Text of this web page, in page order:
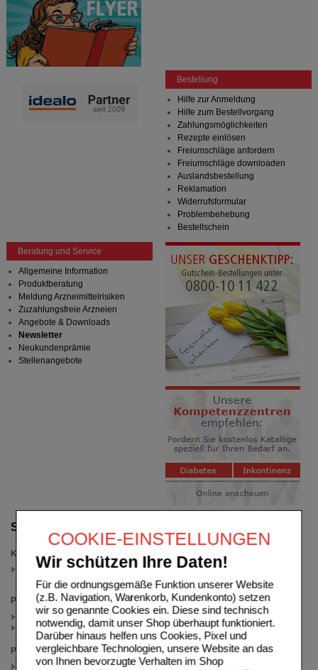
COOKIE-EINSTELLUNGEN
Wir schützen Ihre Daten!
Für die ordnungsgemäße Funktion unserer Website
(z.B. Navigation, Warenkorb, Kundenkonto) setzen
wir so genannte Cookies ein. Diese sind technisch
notwendig, damit unser Shop überhaupt funktioniert.
Darüber hinaus helfen uns Cookies, Pixel und
vergleichbare Technologien, unsere Website an das
von Ihnen bevorzugte Verhalten im Shop
Suche verfeinern
Kategorien
Biolectra Magnesium Trinkgranulat
Packungsgröße
20 St (2)
40 St (1)
Preis
< 15.00 (2)
Bestellung
Hilfe zur Anmeldung
Hilfe zum Bestellvorgang
Zahlungsmöglichkeiten
Rezepte einlösen
Freiumschläge anfordern
Freiumschläge downloaden
Auslandsbestellung
Reklamation
Widerrufsformular
Problembehebung
Bestellschein
Beratung und Service
Allgemeine Information
Produktberatung
Meldung Arzneimittelrisiken
Zuzahlungsfreie Arzneien
Angebote & Downloads
Newsletter
Neukundenprämie
Stellenangebote